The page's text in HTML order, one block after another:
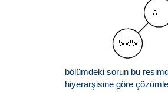
bölümdeki sorun bu
hiyerarşisine göre